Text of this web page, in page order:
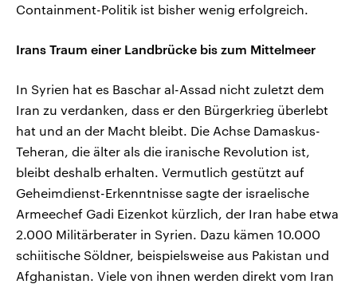
Containment-Politik ist bisher wenig erfolgreich.
Irans Traum einer Landbrücke bis zum Mittelmeer
In Syrien hat es Baschar al-Assad nicht zuletzt dem
Iran zu verdanken, dass er den Bürgerkrieg überlebt
hat und an der Macht bleibt. Die Achse Damaskus-
Teheran, die älter als die iranische Revolution ist,
bleibt deshalb erhalten. Vermutlich gestützt auf
Geheimdienst-Erkenntnisse sagte der israelische
Armeechef Gadi Eizenkot kürzlich, der Iran habe etwa
2.000 Militärberater in Syrien. Dazu kämen 10.000
schiitische Söldner, beispielsweise aus Pakistan und
Afghanistan. Viele von ihnen werden direkt vom Iran